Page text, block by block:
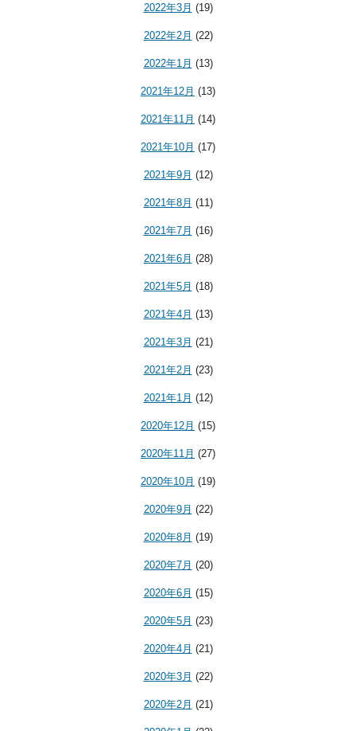
2022年3月 (19)
2022年2月 (22)
2022年1月 (13)
2021年12月 (13)
2021年11月 (14)
2021年10月 (17)
2021年9月 (12)
2021年8月 (11)
2021年7月 (16)
2021年6月 (28)
2021年5月 (18)
2021年4月 (13)
2021年3月 (21)
2021年2月 (23)
2021年1月 (12)
2020年12月 (15)
2020年11月 (27)
2020年10月 (19)
2020年9月 (22)
2020年8月 (19)
2020年7月 (20)
2020年6月 (15)
2020年5月 (23)
2020年4月 (21)
2020年3月 (22)
2020年2月 (21)